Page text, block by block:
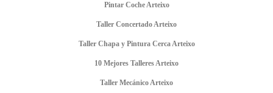
Pintar Coche Arteixo
Taller Concertado Arteixo
Taller Chapa y Pintura Cerca Arteixo
10 Mejores Talleres Arteixo
Taller Mecánico Arteixo